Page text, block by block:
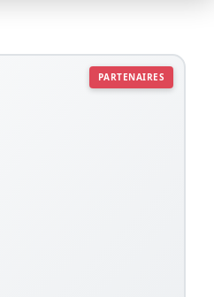
PARTENAIRES